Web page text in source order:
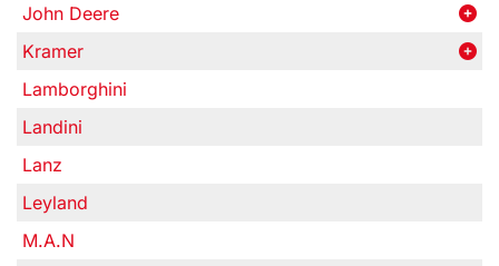
John Deere
Kramer
Lamborghini
Landini
Lanz
Leyland
M.A.N